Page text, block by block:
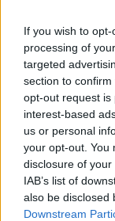
If you wish to
processing of
targeted
section to
opt-out request is
interest-based
us or personal
your opt-out. You
disclosure of
IAB’s list of
also be disclosed
Downstream
Η Μελίνα
καιρούς
αρκετούς